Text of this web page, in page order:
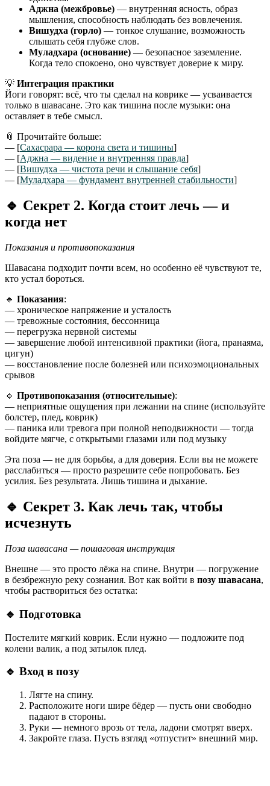
Аджна (межбровье) — внутренняя ясность, образ
мышления, способность наблюдать без вовлечения.
Вишудха (горло) — тонкое слушание, возможность
слышать себя глубже слов.
Муладхара (основание) — безопасное заземление.
Когда тело спокоено, оно чувствует доверие к миру.
💡 Интеграция практики
Йоги говорят: всё, что ты сделал на коврике — усваивается
только в шавасане. Это как тишина после музыки: она
оставляет в тебе смысл.
📎 Прочитайте больше:
— [Сахасрара — корона света и тишины]
— [Аджна — видение и внутренняя правда]
— [Вишудха — чистота речи и слышание себя]
— [Муладхара — фундамент внутренней стабильности]
🔹 Секрет 2. Когда стоит лечь — и
когда нет
Показания и противопоказания
Шавасана подходит почти всем, но особенно её чувствуют те,
кто устал бороться.
🔹 Показания:
— хроническое напряжение и усталость
— тревожные состояния, бессонница
— перегрузка нервной системы
— завершение любой интенсивной практики (йога, пранаяма,
цигун)
— восстановление после болезней или психоэмоциональных
срывов
🔹 Противопоказания (относительные):
— неприятные ощущения при лежании на спине (используйте
болстер, плед, коврик)
— паника или тревога при полной неподвижности — тогда
войдите мягче, с открытыми глазами или под музыку
Эта поза — не для борьбы, а для доверия. Если вы не можете
расслабиться — просто разрешите себе попробовать. Без
усилия. Без результата. Лишь тишина и дыхание.
🔹 Секрет 3. Как лечь так, чтобы
исчезнуть
Поза шавасана — пошаговая инструкция
Внешне — это просто лёжа на спине. Внутри — погружение
в безбрежную реку сознания. Вот как войти в позу шавасана,
чтобы раствориться без остатка:
🔹 Подготовка
Постелите мягкий коврик. Если нужно — подложите под
колени валик, а под затылок плед.
🔹 Вход в позу
Лягте на спину.
Расположите ноги шире бёдер — пусть они свободно
падают в стороны.
Руки — немного врозь от тела, ладони смотрят вверх.
Закройте глаза. Пусть взгляд «отпустит» внешний мир.